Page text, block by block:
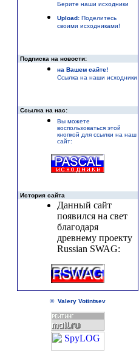
Берите наши исходники
Upload:Поделитесь
своими исходниками!
Подписка на новости:
на Вашем сайте!
Ссылка на наши исходники
Ссылка на нас:
Вы можете
воспользоваться этой
кнопкой для ссылки на наш
сайт:
История сайта
Данный сайт
появился на свет
благодаря
древнему проекту
Russian SWAG:
© Valery Votintsev